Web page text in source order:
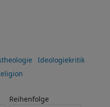
Ideologiekritik
Reihenfolge